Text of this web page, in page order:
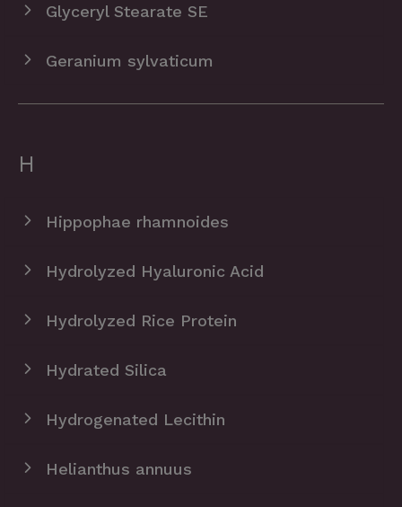
Glyceryl Stearate SE
Geranium sylvaticum
H
Hippophae rhamnoides
Hydrolyzed Hyaluronic Acid
Hydrolyzed Rice Protein
Hydrated Silica
Hydrogenated Lecithin
Helianthus annuus